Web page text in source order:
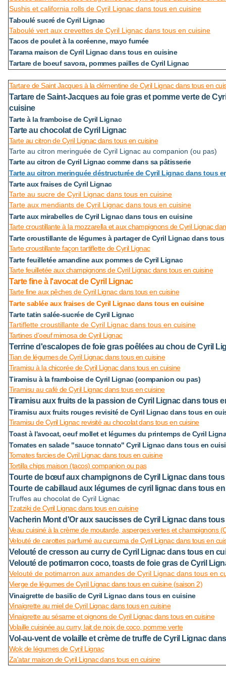
Sushis et california rolls de Cyril Lignac dans tous en cuisine
Taboulé sucré de Cyril Lignac
Taboulé vert aux crevettes de Cyril Lignac dans tous en cuisine
Tacos de poulet à la coréenne, mayo fumée
Tarama maison de Cyril Lignac dans tous en cuisine
Tartare de boeuf savora, pommes pailles de Cyril Lignac
Tartare de Saint Jacques à la clémentine de Cyril Lignac dans tous en
Tartare de Saint-Jacques au foie gras et pomme verte de
cuisine
Tarte à la framboise de Cyril Lignac
Tarte au chocolat de Cyril Lignac
Tarte au citron de Cyril Lignac dans tous en cuisine
Tarte au citron meringuée de Cyril Lignac au companion (ou pas)
Tarte au citron de Cyril Lignac comme dans sa pâtisserie
Tarte au citron meringuée déstructurée de Cyril Lignac dans tous
Tarte aux fraises de Cyril Lignac
Tarte au sucre de Cyril Lignac dans tous en cuisine
Tarte aux mendiants de Cyril Lignac dans tous en cuisine
Tarte aux mirabelles de Cyril Lignac dans tous en cuisine
Tarte croustillante à la mozzarella et aux champignons de Cyril Lignac
Tarte croustillante de légumes à partager de Cyril Lignac dans
Tarte croustillante façon tartiflette de Cyril Lignac
Tarte feuilletée amandine aux pommes de Cyril Lignac
Tarte feuilletée aux champignons de Cyril Lignac dans tous en cuisine
Tarte fine à l'avocat de Cyril Lignac
Tarte fine aux pêches de Cyril Lignac dans tous en cuisine
Tarte sablée aux fraises de Cyril Lignac dans tous en cuisine
Tarte tatin salée-sucrée de Cyril Lignac
Tartiflette croustillante de Cyril Lignac dans tous en cuisine
Tartines d'oeuf mimosa de Cyril Lignac
Terrine d'escalopes de foie gras poêlées au chou de Cyril
Tian de légumes de Cyril Lignac dans tous en cuisine
Tiramisu à la chicorée de Cyril Lignac dans tous en cuisine
Tiramisu à la framboise de Cyril Lignac (companion ou pas)
Tiramisu au café de Cyril Lignac dans tous en cuisine
Tiramisu aux fruits de la passion de Cyril Lignac dans tous
Tiramisu aux fruits rouges revisité de Cyril Lignac dans tous en
Tiramisu de Cyril Lignac revisité au chocolat dans tous en cuisine
Toast à l'avocat, oeuf mollet et légumes du printemps de Cyril
Tomates en salade "sauce tonnato" Cyril Lignac dans tous en
Tomates farcies de Cyril Lignac dans tous en cuisine
Tortilla chips maison (tacos) companion ou pas
Tourte de bœuf aux champignons de Cyril Lignac dans tous
Tourte de cabillaud aux légumes de cyril lignac dans tous
Truffes au chocolat de Cyril Lignac
Tzatziki de Cyril Lignac dans tous en cuisine
Vacherin Mont d'Or aux saucisses de Cyril Lignac dans
Veau cuisiné à la crème de moutarde, asperges vertes et champignons
Velouté de carottes parfumé au curcuma de Cyril Lignac dans tous en
Velouté de cresson au curry de Cyril Lignac dans tous en
Velouté de potimarron coco, toasts de foie gras de Cyril
Velouté de potimarron aux amandes de Cyril Lignac dans tous en
Vierge de légumes de Cyril Lignac dans tous en cuisine (saison 2)
Vinaigrette de basilic de Cyril Lignac dans tous en cuisine
Vinaigrette au miel de Cyril Lignac dans tous en cuisine
Vinaigrette au sésame et oignons de Cyril Lignac dans tous en cuisine
Volaille cuisinée au curry, lait de noix de coco, pomme verte
Vol-au-vent de volaille et crème de truffe de Cyril Lignac
Wok de légumes de Cyril Lignac
Za'atar maison de Cyril Lignac dans tous en cuisine